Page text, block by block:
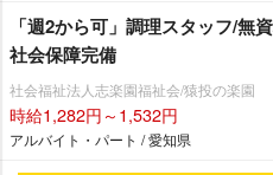
「週2から可」調理スタッフ/無
社会保障完備
社会福祉法人志楽園福祉会/猿投の楽園
時給1,282円～1,532円
アルバイト・パート / 愛知県